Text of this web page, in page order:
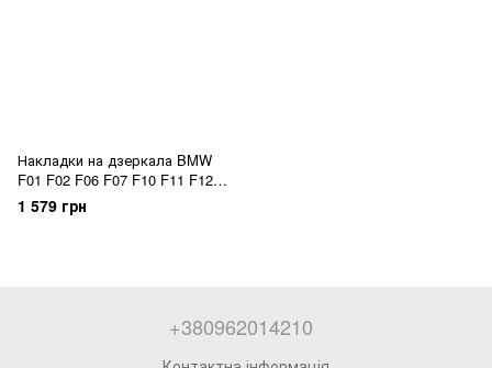
Накладки на дзеркала BMW
F01 F02 F06 F07 F10 F11 F12
F18
1 579 грн
+380962014210